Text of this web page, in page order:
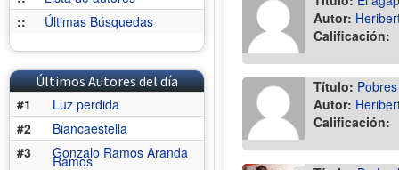
::
Últimas Búsquedas
Últimos Autores del día
#1
Luz perdida
#2
Biancaestella
#3
Gonzalo Ramos Aranda
Ramos
Autor:
Calificación:
Título:
Autor:
Calificación: